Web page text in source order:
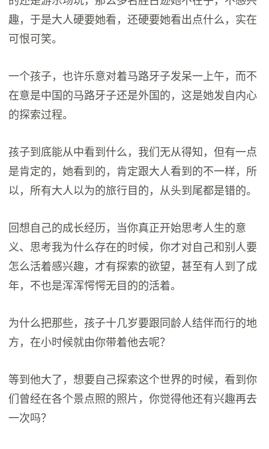
趣，于是大人硬要她看，还硬要她看出点什么，实在
可恨可笑。
一个孩子，也许乐意对着马路牙子发呆一上午，而不
在意是中国的马路牙子还是外国的，这是她发自内心
的探索过程。
孩子到底能从中看到什么，我们无从得知，但有一点
是肯定的，她看到的，肯定跟大人看到的不一样，所
以，所有大人以为的旅行目的，从头到尾都是错的。
回想自己的成长经历，当你真正开始思考人生的意
义、思考我为什么存在的时候，你才对自己和别人要
怎么活着感兴趣，才有探索的欲望，甚至有人到了成
年，不也是浑浑愕愕无目的的活着。
为什么把那些，孩子十几岁要跟同龄人结伴而行的地
方，在小时候就由你带着他去呢？
等到他大了，想要自己探索这个世界的时候，看到你
们曾经在各个景点照的照片，你觉得他还有兴趣再去
一次吗？